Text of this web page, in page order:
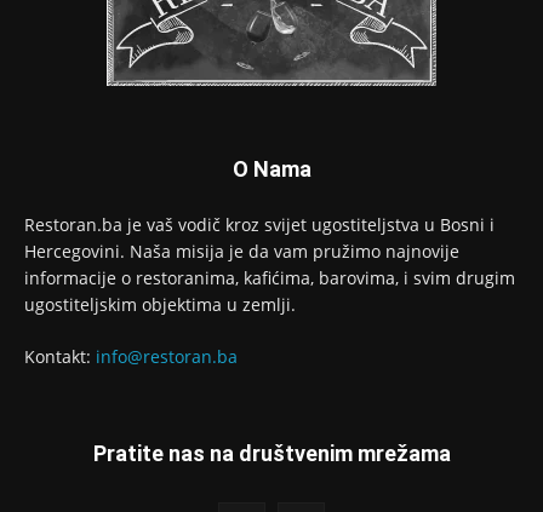
O Nama
Restoran.ba je vaš vodič kroz svijet ugostiteljstva u Bosni i
Hercegovini. Naša misija je da vam pružimo najnovije
informacije o restoranima, kafićima, barovima, i svim drugim
ugostiteljskim objektima u zemlji.
Kontakt: info@restoran.ba
Pratite nas na društvenim mrežama